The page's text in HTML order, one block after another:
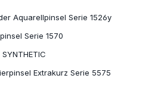
Aquarellpinsel Serie 1526y
Serie 1570
Extrakurz Serie 5575